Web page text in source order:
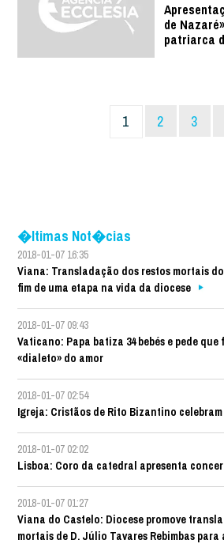
de
patriarca
1 2 3
�ltimas Not�cias
2018-01-07 16:35
Viana: Transladação dos restos mortais
fim de uma etapa na vida da diocese
2018-01-07 09:43
Vaticano: Papa batiza 34 bebés e pede
«dialeto» do amor
2018-01-07 02:54
Igreja: Cristãos de Rito Bizantino
2018-01-07 02:02
Lisboa: Coro da catedral apresenta
2018-01-07 01:27
Viana do Castelo: Diocese promove
mortais de D. Júlio Tavares Rebimbas para